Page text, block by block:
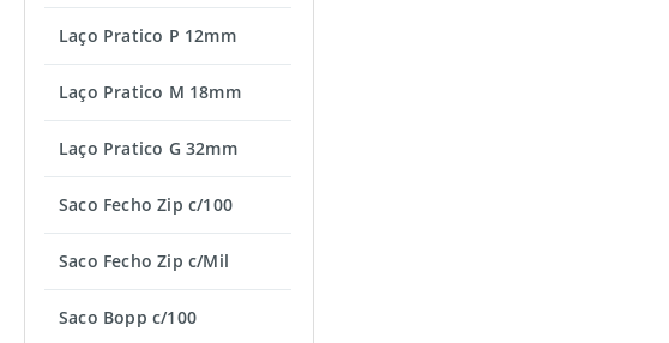
Laço Pratico P 12mm
Laço Pratico M 18mm
Laço Pratico G 32mm
Saco Fecho Zip c/100
Saco Fecho Zip c/Mil
Saco Bopp c/100